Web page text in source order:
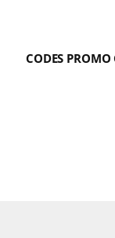
CODES PROMO